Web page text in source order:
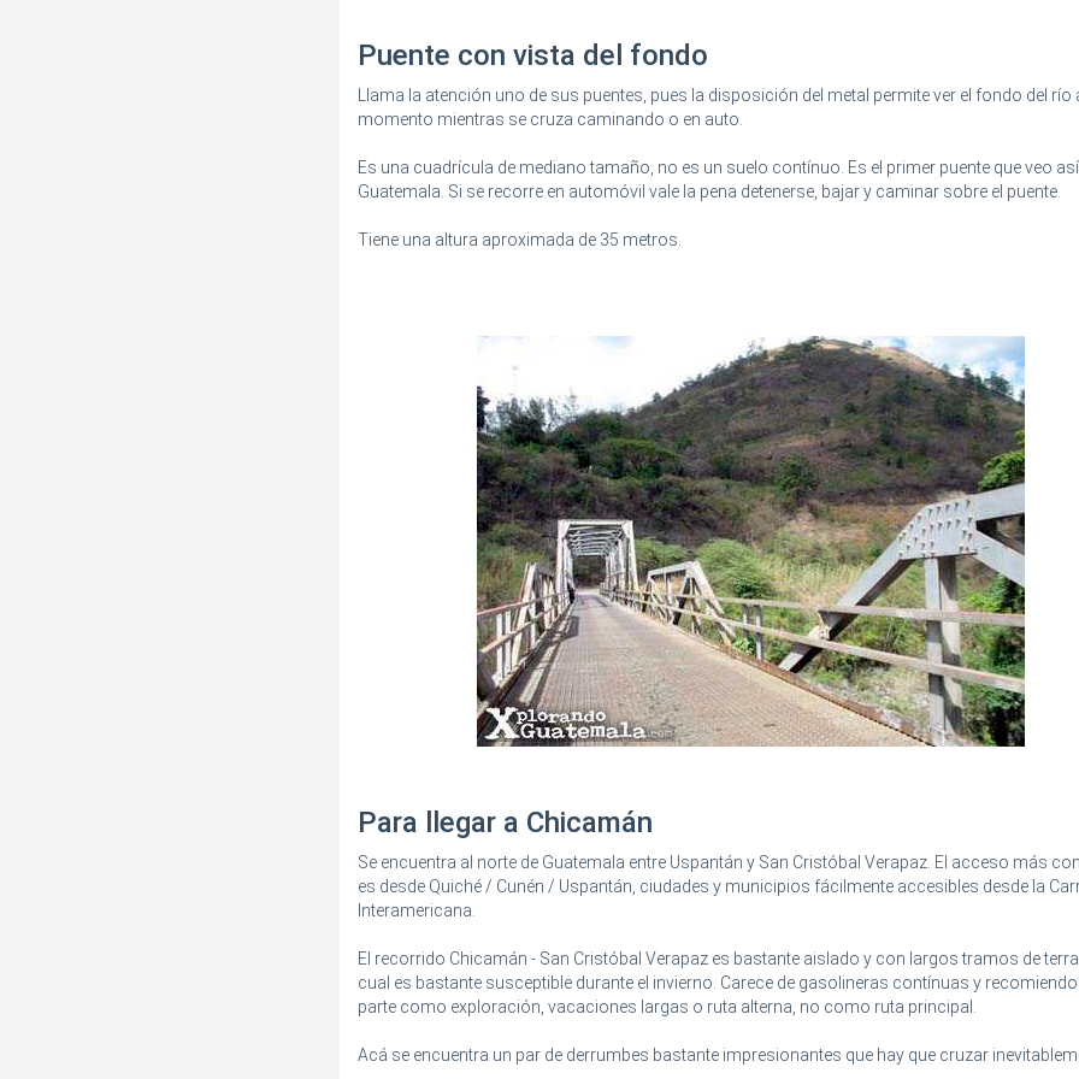
Puente con vista del fondo
Llama la atención uno de sus puentes, pues la disposición del metal permite ver el fondo del río
momento mientras se cruza caminando o en auto.
Es una cuadrícula de mediano tamaño, no es un suelo contínuo. Es el primer puente que veo
Guatemala. Si se recorre en automóvil vale la pena detenerse, bajar y caminar sobre el puente.
Tiene una altura aproximada de 35 metros.
Para llegar a Chicamán
Se encuentra al norte de Guatemala entre Uspantán y San Cristóbal Verapaz. El acceso más
es desde Quiché / Cunén / Uspantán, ciudades y municipios fácilmente accesibles desde la
Interamericana.
El recorrido Chicamán - San Cristóbal Verapaz es bastante aislado y con largos tramos de
cual es bastante susceptible durante el invierno. Carece de gasolineras contínuas y
parte como exploración, vacaciones largas o ruta alterna, no como ruta principal.
Acá se encuentra un par de derrumbes bastante impresionantes que hay que cruzar